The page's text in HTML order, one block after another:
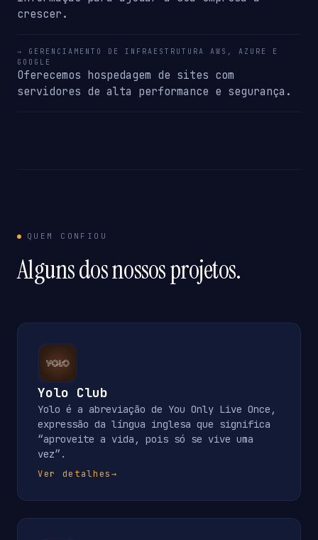
crescer.
→ GERENCIAMENTO DE INFRAESTRUTURA AWS, AZURE E
GOOGLE
Oferecemos hospedagem de sites com
servidores de alta performance e segurança.
QUEM CONFIOU
Alguns dos nossos projetos.
Yolo Club
Yolo é a abreviação de You Only Live Once,
expressão da língua inglesa que significa
“aproveite a vida, pois só se vive uma
vez”.
Ver detalhes→